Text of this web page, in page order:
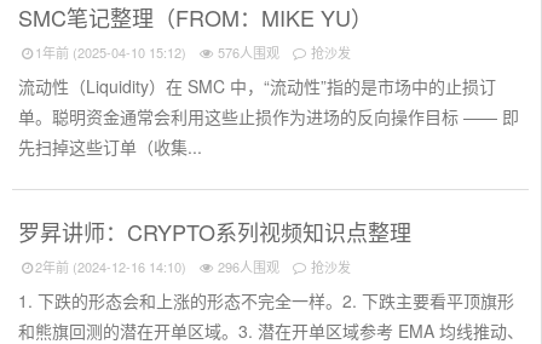
SMC笔记整理（FROM：MIKE YU）
1年前 (2025-04-10 15:12) 576人围观 抢沙发
流动性（Liquidity）在 SMC 中，“流动性”指的是市场中的止损订
单。聪明资金通常会利用这些止损作为进场的反向操作目标 —— 即
先扫掉这些订单（收集...
罗昇讲师：CRYPTO系列视频知识点整理
2年前 (2024-12-16 14:10) 296人围观 抢沙发
1. 下跌的形态会和上涨的形态不完全一样。2. 下跌主要看平顶旗形
和熊旗回测的潜在开单区域。3. 潜在开单区域参考 EMA 均线推动、